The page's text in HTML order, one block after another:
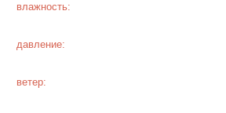
влажность:
давление:
ветер: